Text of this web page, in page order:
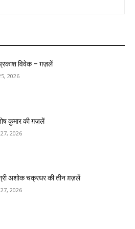
प्रकाश विवेक – ग़ज़लें
2026
कुमार की ग़ज़लें
2026
अशोक चक्रधर की तीन ग़ज़लें
2026